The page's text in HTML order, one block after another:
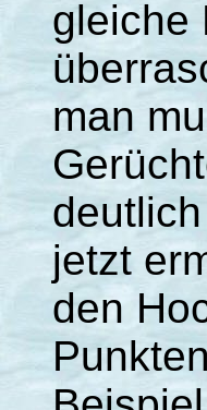
gleiche
man
jetzt
den